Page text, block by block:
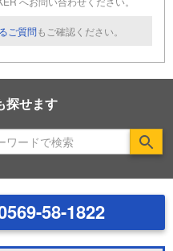
ご質問もご確認ください。
探せます
58-1822